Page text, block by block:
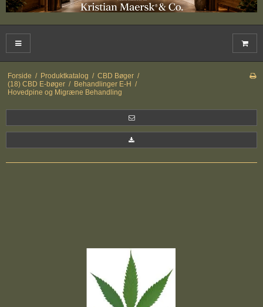
Forside / Produktkatalog / CBD Bøger /
(18) CBD E-bøger / Behandlinger E-H /
Hovedpine og Migræne Behandling